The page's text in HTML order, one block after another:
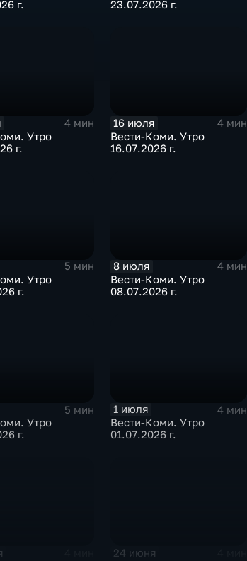
г.
23.07.2026 г.
4 мин
Утро
г.
16 июля
4 мин
Вести-Коми. Утро
16.07.2026 г.
5 мин
Утро
г.
8 июля
4 мин
Вести-Коми. Утро
08.07.2026 г.
5 мин
Утро
г.
1 июля
4 мин
Вести-Коми. Утро
01.07.2026 г.
24 июня